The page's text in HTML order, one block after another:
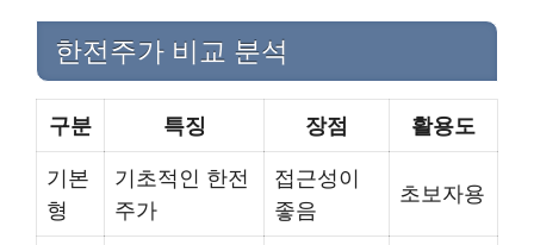
한전주가 비교 분석
구분 특징 장점
활용도
기본
형
기초적인 한전
주가
접근성이
좋음
초보자용